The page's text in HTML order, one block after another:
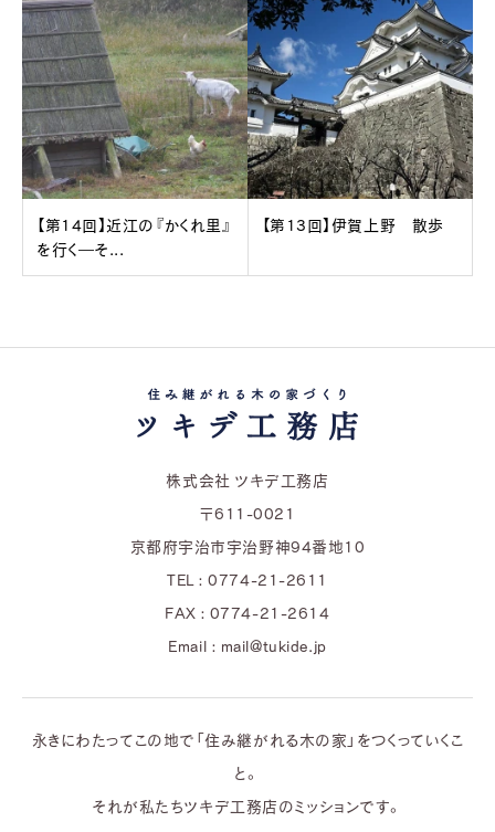
【第14回】近江の『かくれ里』
を行く―そ...
【第13回】伊賀上野 散歩
株式会社 ツキデ工務店
〒611-0021
京都府宇治市宇治野神94番地10
TEL : 0774-21-2611
FAX : 0774-21-2614
Email : mail@tukide.jp
永きにわたってこの地で「住み継がれる木の家」をつくっていくこ
と。
それが私たちツキデ工務店のミッションです。